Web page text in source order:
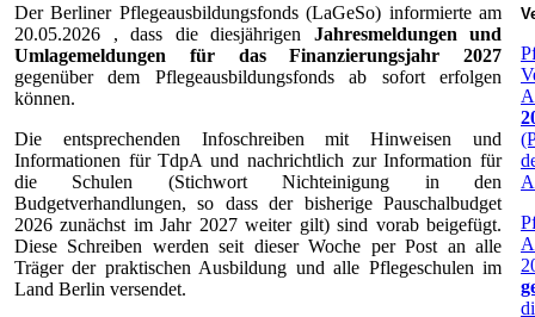
Der Berliner Pflegeausbildungsfonds (LaGeSo) informierte am
20.05.2026 , dass die diesjährigen Jahresmeldungen und
Umlagemeldungen für das Finanzierungsjahr 2027
gegenüber dem Pflegeausbildungsfonds ab sofort erfolgen
können.
Die entsprechenden Infoschreiben mit Hinweisen und
Informationen für TdpA und nachrichtlich zur Information für
die Schulen (Stichwort Nichteinigung in den
Budgetverhandlungen, so dass der bisherige Pauschalbudget
2026 zunächst im Jahr 2027 weiter gilt) sind vorab beigefügt.
Diese Schreiben werden seit dieser Woche per Post an alle
Träger der praktischen Ausbildung und alle Pflegeschulen im
Land Berlin versendet.